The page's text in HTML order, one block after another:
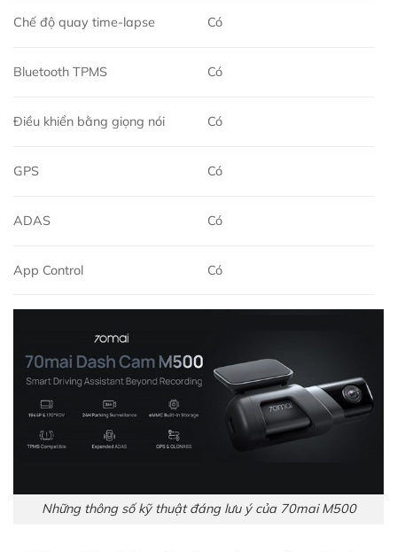
Chế độ quay time-lapse Có
Bluetooth TPMS Có
Điều khiển bằng giọng nói Có
GPS Có
ADAS Có
App Control Có
Những thông số kỹ thuật đáng lưu ý của 70mai M500